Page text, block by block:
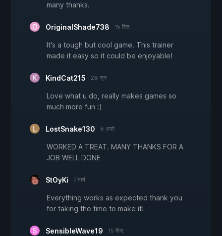
many thanks.
OriginalShade738 15 सित.
It's a tough but cool game. This trainer
made it easy so it could be enjoyable!
KindCat215 28 जून
Love what u do, really makes games so
much more fun :)
LostSnake130 8 अप्रै.
WORKED A TREAT. MANY THANKS FOR A
JOB WELL DONE
StOyKi 7 मार्च
Everything works as expected thank you
for taking the time to make it!
SensibleWave19 15 दिस.